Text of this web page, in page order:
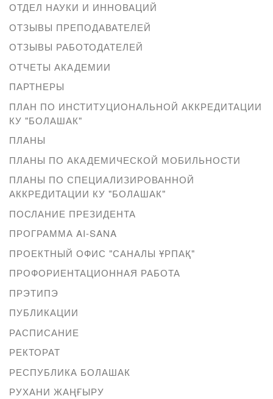
ОТДЕЛ НАУКИ И ИННОВАЦИЙ
ОТЗЫВЫ ПРЕПОДАВАТЕЛЕЙ
ОТЗЫВЫ РАБОТОДАТЕЛЕЙ
ОТЧЕТЫ АКАДЕМИИ
ПАРТНЕРЫ
ПЛАН ПО ИНСТИТУЦИОНАЛЬНОЙ АККРЕДИТАЦИИ
КУ "БОЛАШАК"
ПЛАНЫ
ПЛАНЫ ПО АКАДЕМИЧЕСКОЙ МОБИЛЬНОСТИ
ПЛАНЫ ПО СПЕЦИАЛИЗИРОВАННОЙ
АККРЕДИТАЦИИ КУ "БОЛАШАК"
ПОСЛАНИЕ ПРЕЗИДЕНТА
ПРОГРАММА AI-SANA
ПРОЕКТНЫЙ ОФИС "САНАЛЫ ҰРПАҚ"
ПРОФОРИЕНТАЦИОННАЯ РАБОТА
ПРЭТИПЭ
ПУБЛИКАЦИИ
РАСПИСАНИЕ
РЕКТОРАТ
РЕСПУБЛИКА БОЛАШАК
РУХАНИ ЖАҢҒЫРУ